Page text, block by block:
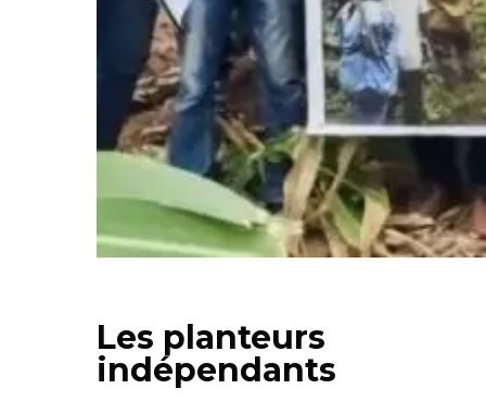
Les planteurs
indépendants